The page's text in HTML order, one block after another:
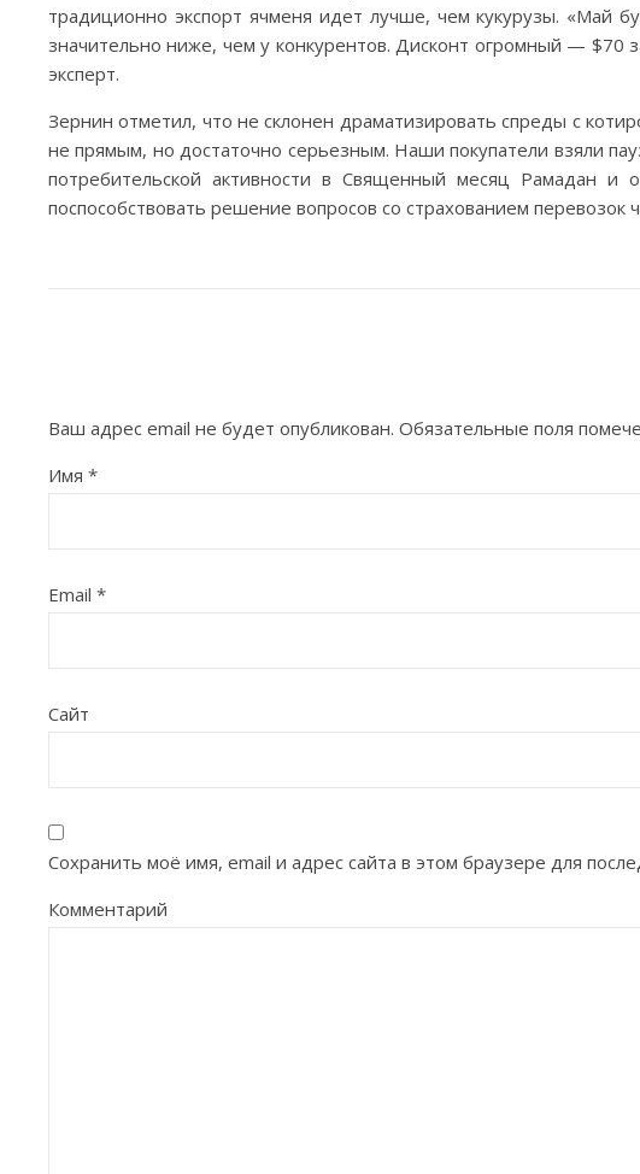
традиционно экспорт ячменя идет лучше, чем кукурузы. «Май
значительно ниже, чем у конкурентов. Дисконт огромный — $70
эксперт.
Зернин отметил, что не склонен драматизировать спреды с
не прямым, но достаточно серьезным. Наши покупатели взяли
потребительской активности в Священный месяц Рамадан и
поспособствовать решение вопросов со страхованием
Ваш адрес email не будет опубликован. Обязательные поля
Имя *
Email *
Сайт
Сохранить моё имя, email и адрес сайта в этом браузере для
Комментарий